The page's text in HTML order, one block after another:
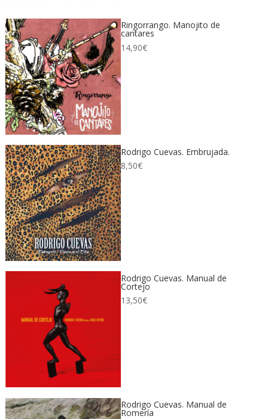
Ringorrango. Manojito de
cantares
14,90€
Rodrigo Cuevas. Embrujada.
8,50€
Rodrigo Cuevas. Manual de
Cortejo
13,50€
Rodrigo Cuevas. Manual de
Romería